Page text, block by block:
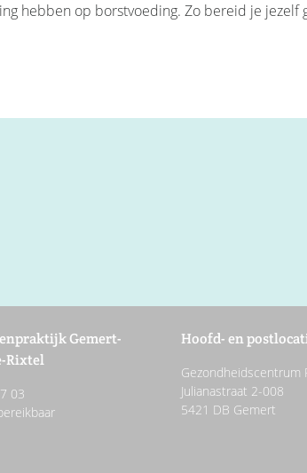
hebben op borstvoeding. Zo bereid je
Gemert-
Rixtel
03
Hoofd- en
Gezondheidscentrum
Julianastraat 2-008
5421 DB Gemert